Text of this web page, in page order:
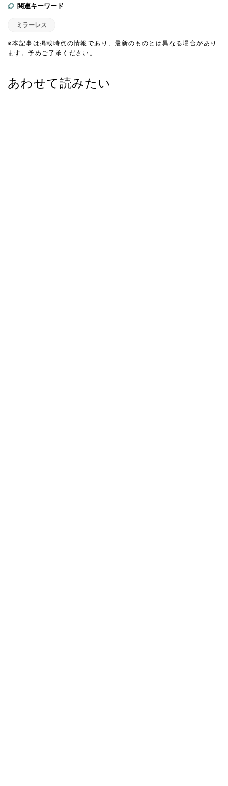
関連キーワード
ミラーレス
※本記事は掲載時点の情報であり、最新のものとは異なる場合があり
ます。予めご了承ください。
あわせて読みたい